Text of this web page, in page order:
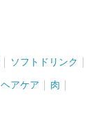
ソフトドリンク
ヘアケア 肉